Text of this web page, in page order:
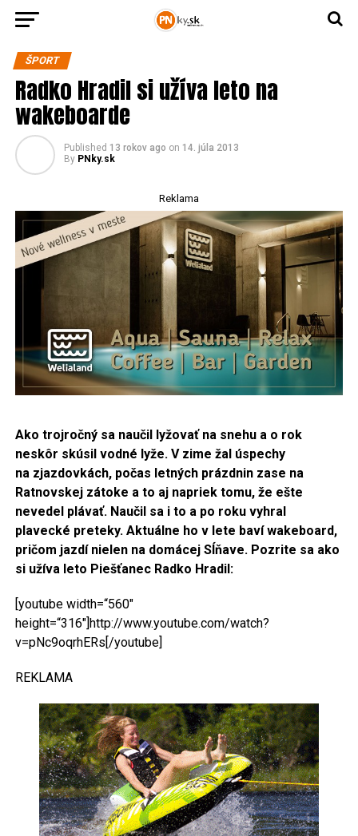
ŠPORT
Radko Hradil si užíva leto na
wakeboarde
Published 13 rokov ago on 14. júla 2013
By PNky.sk
Reklama
Ako trojročný sa naučil lyžovať na snehu a o rok
neskôr skúsil vodné lyže. V zime žal úspechy
na zjazdovkách, počas letných prázdninzase na
Ratnovskej zátoke a to aj napriek tomu, že ešte
nevedel plávať. Naučil sa i to a po roku vyhral
plavecké preteky. Aktuálne ho v lete baví wakeboard,
pričom jazdí nielen na domácej Sĺňave. Pozrite sa ako
si užíva leto Piešťanec Radko Hradil:
[youtube width=“560″
height=“316″]http://www.youtube.com/watch?
v=pNc9oqrhERs[/youtube]
REKLAMA